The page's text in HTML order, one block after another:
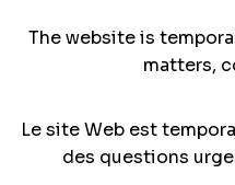
The website is
matters,
Le site Web est
des questions